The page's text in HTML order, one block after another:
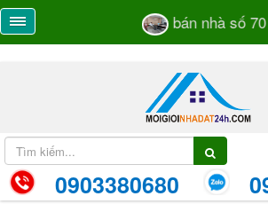
bán nhà số 70
0903380680